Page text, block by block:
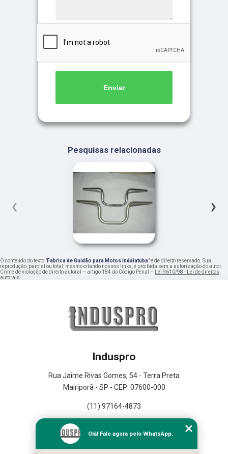
Enviar
Pesquisas relacionadas
‹ ›
O conteúdo do texto "Fabrica de Guidão para Motos Indaiatuba" é de direito reservado. Sua
reprodução, parcial ou total, mesmo citando nossos links, é proibida sem a autorização do autor.
Crime de violação de direito autoral – artigo 184 do Código Penal – Lei 9610/98 - Lei de direitos
autorais.
Induspro
Rua Jaime Rivas Gomes, 54 - Terra Preta
Mairiporã - SP - CEP: 07600-000
(11) 97164-4873
Empresa
Missão
Olá! Fale agora pelo WhatsApp.